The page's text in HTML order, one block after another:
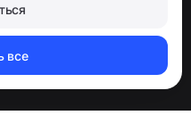
все данные